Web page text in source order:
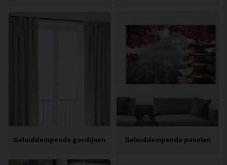
Geluiddempende gordijnen Geluiddempende panelen